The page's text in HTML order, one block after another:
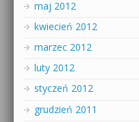
maj 2012
kwiecień 2012
marzec 2012
luty 2012
styczeń 2012
grudzień 2011